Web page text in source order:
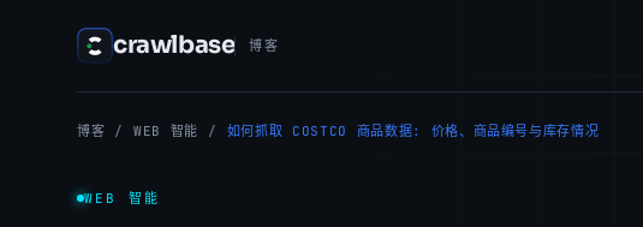
crawlbase 博客
博客 / WEB 智能 / 如何抓取 COSTCO 商品数据: 价格、商品编号与库存情况
WEB 智能